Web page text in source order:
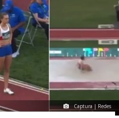
Captura | Redes